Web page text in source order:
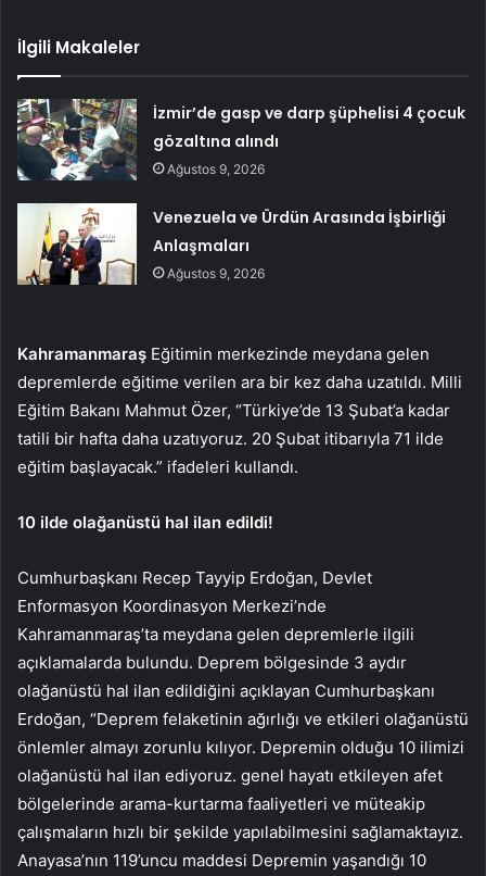
İlgili Makaleler
İzmir’de gasp ve darp şüphelisi 4 çocuk
gözaltına alındı
Ağustos 9, 2026
Venezuela ve Ürdün Arasında İşbirliği
Anlaşmaları
Ağustos 9, 2026
Kahramanmaraş Eğitimin merkezinde meydana gelen
depremlerde eğitime verilen ara bir kez daha uzatıldı. Milli
Eğitim Bakanı Mahmut Özer, “Türkiye’de 13 Şubat’a kadar
tatili bir hafta daha uzatıyoruz. 20 Şubat itibarıyla 71 ilde
eğitim başlayacak.” ifadeleri kullandı.
10 ilde olağanüstü hal ilan edildi!
Cumhurbaşkanı Recep Tayyip Erdoğan, Devlet
Enformasyon Koordinasyon Merkezi’nde
Kahramanmaraş’ta meydana gelen depremlerle ilgili
açıklamalarda bulundu. Deprem bölgesinde 3 aydır
olağanüstü hal ilan edildiğini açıklayan Cumhurbaşkanı
Erdoğan, “Deprem felaketinin ağırlığı ve etkileri olağanüstü
önlemler almayı zorunlu kılıyor. Depremin olduğu 10 ilimizi
olağanüstü hal ilan ediyoruz. genel hayatı etkileyen afet
bölgelerinde arama-kurtarma faaliyetleri ve müteakip
çalışmaların hızlı bir şekilde yapılabilmesini sağlamaktayız.
Anayasa’nın 119’uncu maddesi Depremin yaşandığı 10